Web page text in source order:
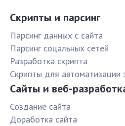
Скрипты и парсинг
Парсинг данных с сайта
Парсинг соцальных сетей
Разработка скрипта
Скрипты для автоматизации
Сайты и веб-
Создание сайта
Доработка сайта